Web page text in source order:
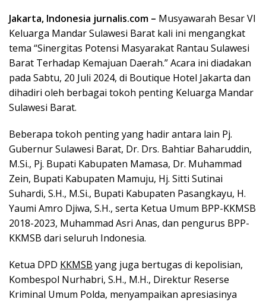
Jakarta, Indonesia jurnalis.com – Musyawarah Besar VI
Keluarga Mandar Sulawesi Barat kali ini mengangkat
tema “Sinergitas Potensi Masyarakat Rantau Sulawesi
Barat Terhadap Kemajuan Daerah.” Acara ini diadakan
pada Sabtu, 20 Juli 2024, di Boutique Hotel Jakarta dan
dihadiri oleh berbagai tokoh penting Keluarga Mandar
Sulawesi Barat.
Beberapa tokoh penting yang hadir antara lain Pj.
Gubernur Sulawesi Barat, Dr. Drs. Bahtiar Baharuddin,
M.Si., Pj. Bupati Kabupaten Mamasa, Dr. Muhammad
Zein, Bupati Kabupaten Mamuju, Hj. Sitti Sutinai
Suhardi, S.H., M.Si., Bupati Kabupaten Pasangkayu, H.
Yaumi Amro Djiwa, S.H., serta Ketua Umum BPP-KKMSB
2018-2023, Muhammad Asri Anas, dan pengurus BPP-
KKMSB dari seluruh Indonesia.
Ketua DPD KKMSB yang juga bertugas di kepolisian,
Kombespol Nurhabri, S.H., M.H., Direktur Reserse
Kriminal Umum Polda, menyampaikan apresiasinya